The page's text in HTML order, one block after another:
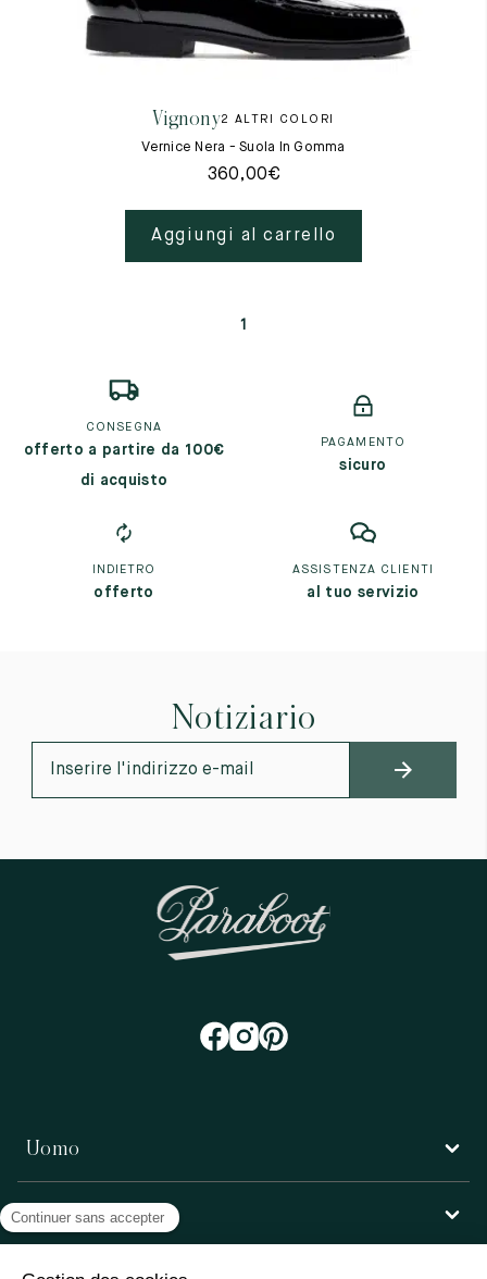
Vignony2 ALTRI COLORI
Vernice Nera - Suola In Gomma
360,00€
Aggiungi al carrello
1
CONSEGNA
offerto a partire da 100€
di acquisto
PAGAMENTO
sicuro
INDIETRO
offerto
ASSISTENZA CLIENTI
al tuo servizio
Notiziario
Uomo
Donna